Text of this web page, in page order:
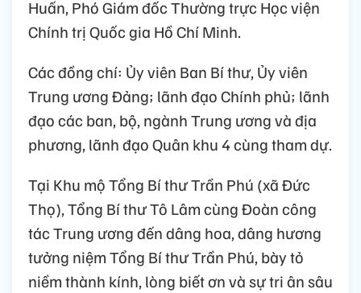
Huấn, Phó Giám đốc Thường trực Học viện
Chính trị Quốc gia Hồ Chí Minh.
Các đồng chí: Ủy viên Ban Bí thư, Ủy viên
Trung ương Đảng; lãnh đạo Chính phủ; lãnh
đạo các ban, bộ, ngành Trung ương và địa
phương, lãnh đạo Quân khu 4 cùng tham dự.
Tại Khu mộ Tổng Bí thư Trần Phú (xã Đức
Thọ), Tổng Bí thư Tô Lâm cùng Đoàn công
tác Trung ương đến dâng hoa, dâng hương
tưởng niệm Tổng Bí thư Trần Phú, bày tỏ
niềm thành kính, lòng biết ơn và sự tri ân sâu